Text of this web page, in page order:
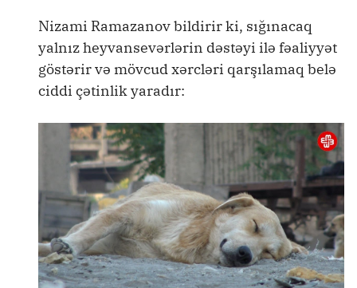
Nizami Ramazanov bildirir ki, sığınacaq
yalnız heyvansevərlərin dəstəyi ilə fəaliyyət
göstərir və mövcud xərcləri qarşılamaq belə
ciddi çətinlik yaradır: